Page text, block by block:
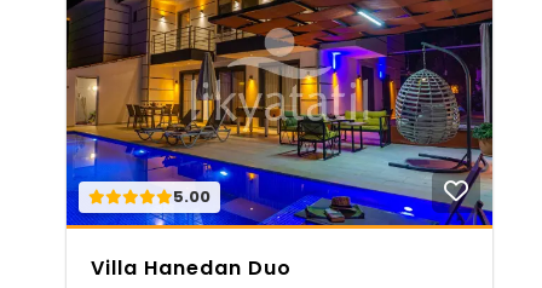
5.00
Villa Hanedan Duo